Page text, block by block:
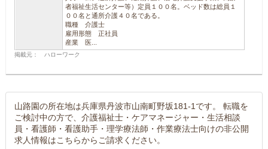
者福祉生活センター等）定員１００名。ベッド数は総員１
００名と通所介護４０名である。
職種 介護士
雇用形態 正社員
産業 医...
掲載元： ハローワーク
山路園の所在地は兵庫県丹波市山南町野坂181-1です。 転職を
ご検討中の方で、介護福祉士・ケアマネージャー・生活相談
員・看護師・看護助手・理学療法師・作業療法士向けの非公開
求人情報はこちらからご請求ください。